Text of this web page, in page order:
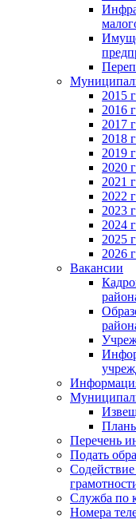
2015
2016
2017
2018
2019
2020
2021
2022
2023
2024
2025
2026
Вакансии
Перечень
Подать
Служба по
Номера